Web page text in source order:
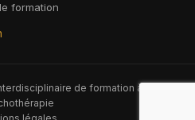
formation
de formation à la